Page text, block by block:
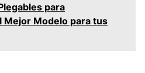
para
Mejor Modelo para tus